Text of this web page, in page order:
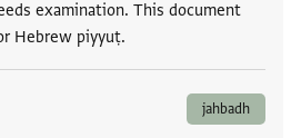
examination. This document
Hebrew piyyuṭ.
jahbadh